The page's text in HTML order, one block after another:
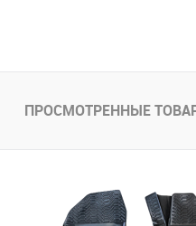
ПРОСМОТРЕННЫЕ